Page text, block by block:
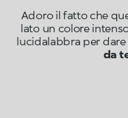
Adoro il fatto che
lato un colore
lucidalabbra per
da